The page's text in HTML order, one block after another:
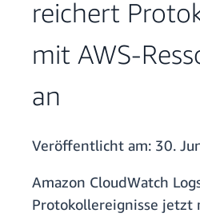
reichert
mit AWS-
an
Veröffentlicht am: 30.
Amazon CloudWatch
Protokollereignisse jetzt